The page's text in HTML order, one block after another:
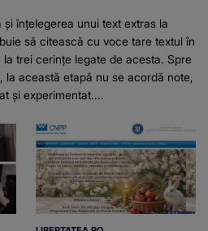
înțelegerea unui text extras la
să citească cu voce tare textul în
trei cerințe legate de acesta. Spre
această etapă nu se acordă note,
și experimentat....